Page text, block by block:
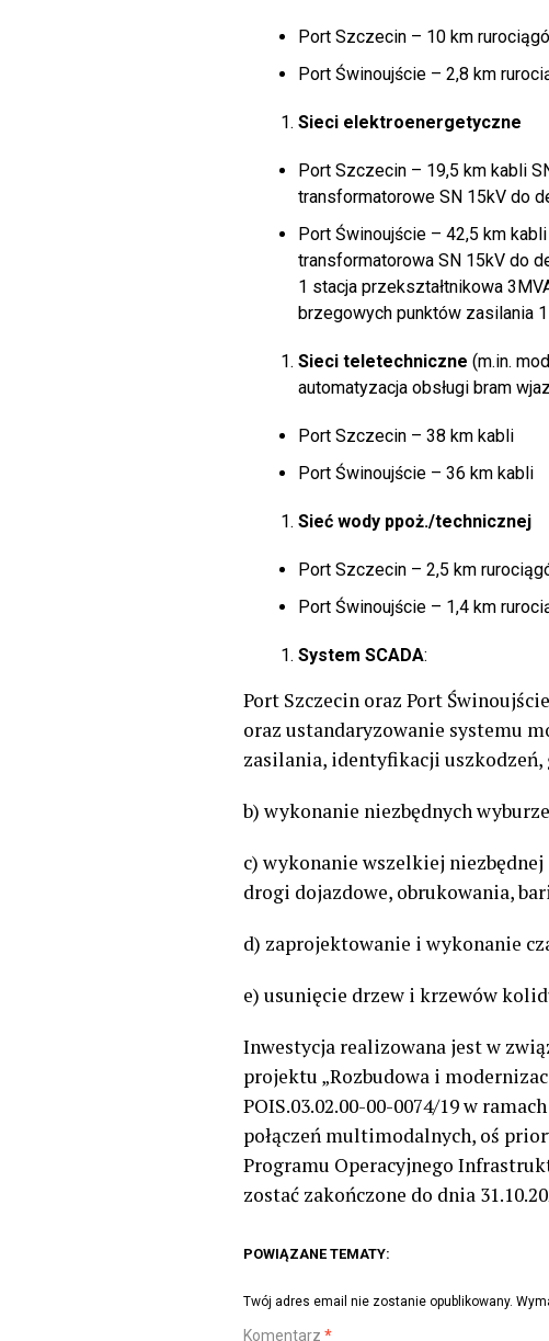
Port Szczecin – 10 km
Port Świnoujście – 2,8 km
Sieci elektroenergetyczne
Port Szczecin – 19,5 km kabli
transformatorowe SN 15kV do
Port Świnoujście – 42,5 km
transformatorowa SN 15kV do
1 stacja przekształtnikowa
brzegowych punktów zasilania
Sieci teletechniczne (m.in.
automatyzacja obsługi bram
Port Szczecin – 38 km kabli
Port Świnoujście – 36 km kabli
Sieć wody ppoż./technicznej
Port Szczecin – 2,5 km
Port Świnoujście – 1,4 km
System SCADA:
Port Szczecin oraz Port
oraz ustandaryzowanie systemu
zasilania, identyfikacji
b) wykonanie niezbędnych
c) wykonanie wszelkiej
drogi dojazdowe, obrukowania,
d) zaprojektowanie i wykonanie
e) usunięcie drzew i krzewów
Inwestycja realizowana jest w
projektu „Rozbudowa i
POIS.03.02.00-00-0074/19 w
połączeń multimodalnych, oś
Programu Operacyjnego
zostać zakończone do dnia
POWIĄZANE TEMATY:
Twój adres email nie zostanie opublikowany.
Komentarz *